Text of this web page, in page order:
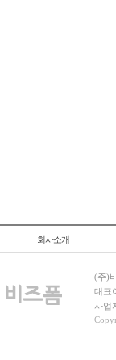
회사소개
(주)
대표
사업